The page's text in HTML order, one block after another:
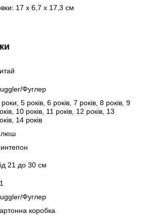
17 х 6,7 х 17,3 см
Фуглер
5 років, 6 років, 7 років, 8 років, 9
10 років, 11 років, 12 років, 13
14 років
21 до 30 см
Фуглер
коробка